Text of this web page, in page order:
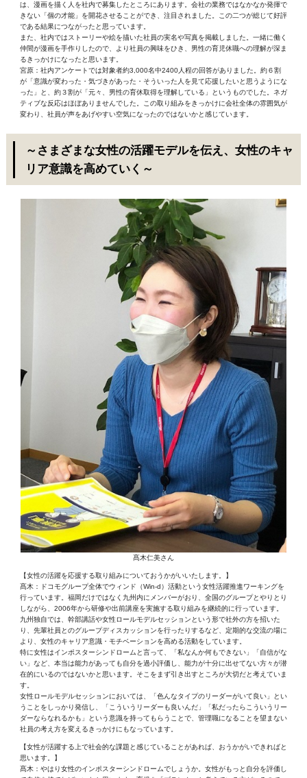
は、漫画を描く人を社内で募集したところにあります。会社の業務ではなかなか発揮で
きない「個の才能」を開花させることができ、注目されました。この二つが総じて好評
である結果につながったと思っています。
また、社内ではストーリーや絵を描いた社員の実名や写真を掲載しました。一緒に働く
仲間が漫画を手作りしたので、より社員の興味をひき、男性の育児休職への理解が深ま
るきっかけになったと思います。
宮原：社内アンケートでは対象者約3,000名中2400人程の回答がありました。約６割
が「意識が変わった・気づきがあった・そういった人を見て応援したいと思うようにな
った」と、約３割が「元々、男性の育休取得を理解している」というものでした。ネガ
ティブな反応はほぼありませんでした。この取り組みをきっかけに会社全体の雰囲気が
変わり、社員が声をあげやすい空気になったのではないかと感じています。
～さまざまな女性の活躍モデルを伝え、女性のキャ
リア意識を高めていく～
髙木仁美さん
【女性の活躍を応援する取り組みについておうかがいいたします。】
髙木：ドコモグループ全体でウィンド（Win-d）活動という女性活躍推進ワーキングを
行っています。福岡だけではなく九州内にメンバーがおり、全国のグループとやりとり
しながら、2006年から研修や出前講座を実施する取り組みを継続的に行っています。
九州独自では、幹部講話や女性ロールモデルセッションという形で社外の方を招いた
り、先輩社員とのグループディスカッションを行ったりするなど、定期的な交流の場に
より、女性のキャリア意識・モチベーションを高める活動をしています。
特に女性はインポスターシンドロームと言って、「私なんか何もできない」「自信がな
い」など、本当は能力があっても自分を過小評価し、能力が十分に出せてない方々が潜
在的にいるのではないかと思います。そこをまず引き出すところが大切だと考えていま
す。
女性ロールモデルセッションにおいては、「色んなタイプのリーダーがいて良い」とい
うことをしっかり発信し、「こういうリーダーも良いんだ」「私だったらこういうリー
ダーならなれるかも」という意識を持ってもらうことで、管理職になることを望まない
社員の考え方を変えるきっかけにもなっています。
【女性が活躍する上で社会的な課題と感じていることがあれば、おうかがいできればと
思います。】
髙木：やはり女性のインポスターシンドロームでしょうか。女性がもっと自分を評価し